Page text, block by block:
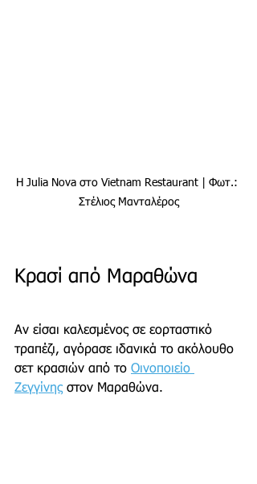
Η Julia Nova στο Vietnam Restaurant | Φωτ.:
Στέλιος Μανταλέρος
Κρασί από Μαραθώνα
Αν είσαι καλεσμένος σε εορταστικό
τραπέζι, αγόρασε ιδανικά το ακόλουθο
σετ κρασιών από το Οινοποιείο
Ζεγγίνης στον Μαραθώνα.